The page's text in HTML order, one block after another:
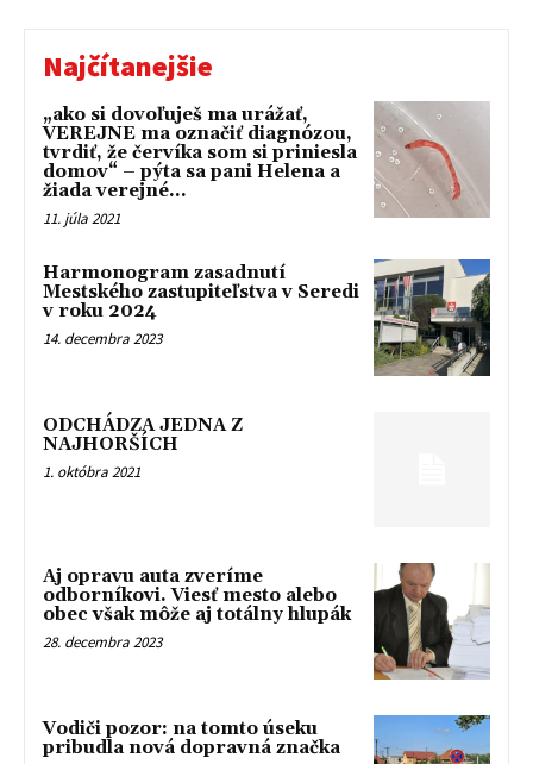
Najčítanejšie
„ako si dovoľuješ ma urážať,
VEREJNE ma označiť diagnózou,
tvrdiť, že červíka som si priniesla
domov“ – pýta sa pani Helena a
žiada verejné...
11. júla 2021
Harmonogram zasadnutí
Mestského zastupiteľstva v Seredi
v roku 2024
14. decembra 2023
ODCHÁDZA JEDNA Z
NAJHORŠÍCH
1. októbra 2021
Aj opravu auta zveríme
odborníkovi. Viesť mesto alebo
obec však môže aj totálny hlupák
28. decembra 2023
Vodiči pozor: na tomto úseku
pribudla nová dopravná značka